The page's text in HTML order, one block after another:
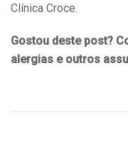
Clínica Croce.
Gostou deste post?
alergias e outros